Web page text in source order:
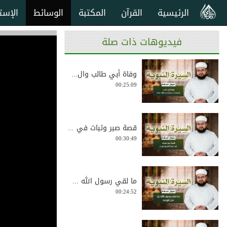
الوسائط المكتبة القرآن الرئيسية
فيديوهات ذات صلة
وفاة أبي طالب وال...
00:25:09
قصة صبر وثبات في ...
00:30:49
ما لقي رسول الله ...
00:24:52